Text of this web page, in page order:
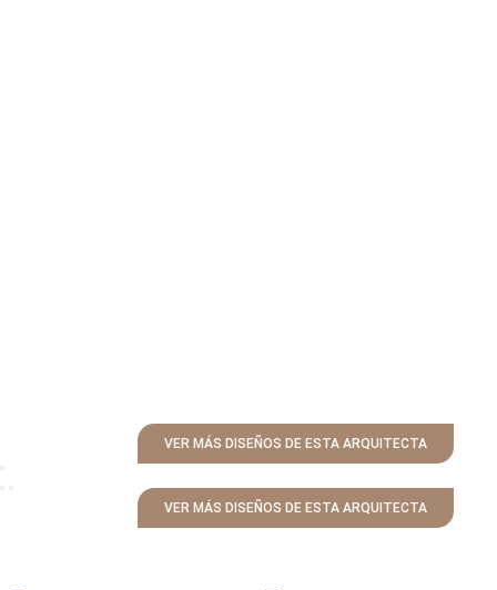
VER MÁS DISEÑOS DE ESTA ARQUITECTA
VER MÁS DISEÑOS DE ESTA ARQUITECTA